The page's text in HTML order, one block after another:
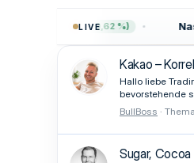
LIVE
+47,68 (+0,62 %)
Kakao –
Hallo liebe
bevorstehende
BullBoss
Thema
Sugar,